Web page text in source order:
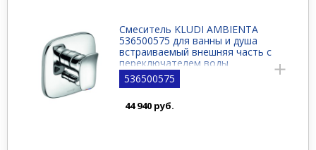
Смеситель KLUDI AMBIENTA
536500575 для ванны и душа
встраиваемый внешняя часть с
переключателем воды
536500575
44 940 руб.